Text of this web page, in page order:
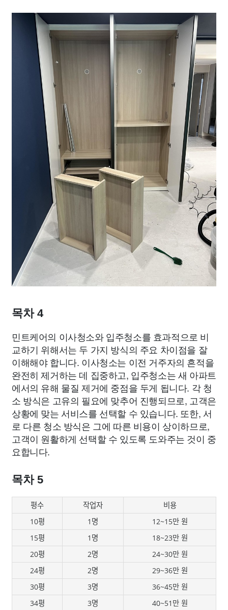
목차 4
민트케어의 이사청소와 입주청소를 효과적으로 비
교하기 위해서는 두 가지 방식의 주요 차이점을 잘
이해해야 합니다. 이사청소는 이전 거주자의 흔적을
완전히 제거하는 데 집중하고, 입주청소는 새 아파트
에서의 유해 물질 제거에 중점을 두게 됩니다. 각 청
소 방식은 고유의 필요에 맞추어 진행되므로, 고객은
상황에 맞는 서비스를 선택할 수 있습니다. 또한, 서
로 다른 청소 방식은 그에 따른 비용이 상이하므로,
고객이 원활하게 선택할 수 있도록 도와주는 것이 중
요합니다.
목차 5
평수 작업자
비용
10평
1명
12~15만 원
15평
1명
18~23만 원
20평
2명
24~30만 원
24평
2명
29~36만 원
30평
3명
36~45만 원
34평
3명 40~51만 원